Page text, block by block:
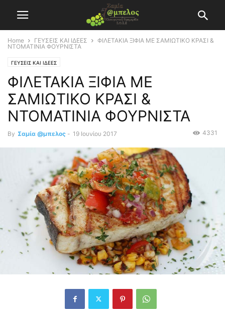
Home ΓΕΥΣΕΙΣ ΚΑΙ ΙΔΕΕΣ
ΦΙΛΕΤΑΚΙΑ ΞΙΦΙΑ ΜΕ ΣΑΜΙΩΤΙΚΟ ΚΡΑΣΙ &
ΝΤΟΜΑΤΙΝΙΑ ΦΟΥΡΝΙΣΤΑ
ΓΕΥΣΕΙΣ ΚΑΙ ΙΔΕΕΣ
ΦΙΛΕΤΑΚΙΑ ΞΙΦΙΑ ΜΕ
ΣΑΜΙΩΤΙΚΟ ΚΡΑΣΙ &
ΝΤΟΜΑΤΙΝΙΑ ΦΟΥΡΝΙΣΤΑ
By Σαμία @μπελος - 19 Ιουνίου 2017 4331